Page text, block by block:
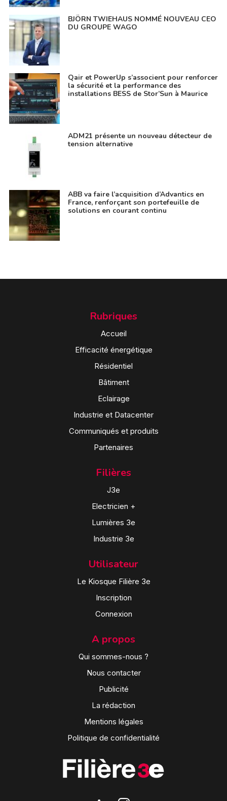
BJÖRN TWIEHAUS NOMMÉ NOUVEAU CEO
DU GROUPE WAGO
Qair et PowerUp s’associent pour renforcer
la sécurité et la performance des
installations BESS de Stor’Sun à Maurice
ADM21 présente un nouveau détecteur de
tension alternative
ABB va faire l’acquisition d’Advantics en
France, renforçant son portefeuille de
solutions en courant continu
Rubriques
Accueil
Efficacité énergétique
Résidentiel
Bâtiment
Eclairage
Industrie et Datacenter
Communiqués et produits
Partenaires
Filières
J3e
Electricien +
Lumières 3e
Industrie 3e
Utilisateur
Le Kiosque Filière 3e
Inscription
Connexion
A propos
Qui sommes-nous ?
Nous contacter
Publicité
La rédaction
Mentions légales
Politique de confidentialité